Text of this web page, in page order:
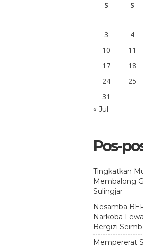
S
S
3
4
10
11
17
18
24
25
31
« Jul
Pos-
Tingkatkan
Membalong
Sulingjar
Nesamba
Narkoba
Bergizi
Mempererat